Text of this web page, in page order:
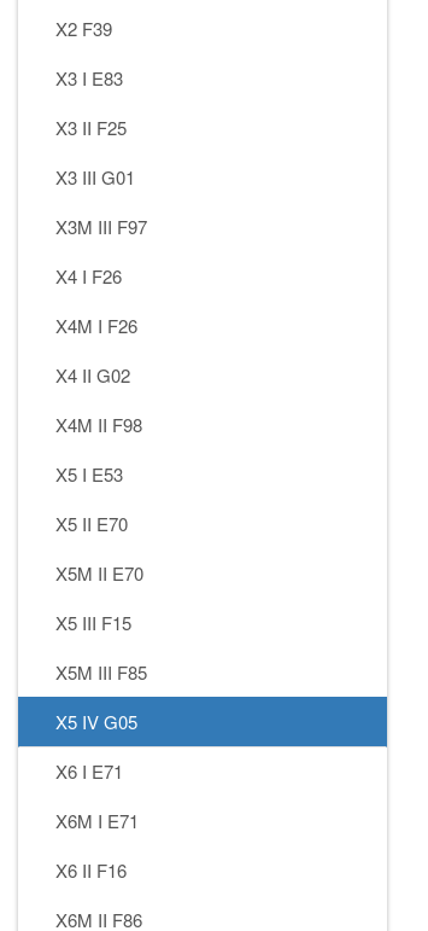
X2 F39
X3 I E83
X3 II F25
X3 III G01
X3M III F97
X4 I F26
X4M I F26
X4 II G02
X4M II F98
X5 I E53
X5 II E70
X5M II E70
X5 III F15
X5M III F85
X5 IV G05
X6 I E71
X6M I E71
X6 II F16
X6M II F86